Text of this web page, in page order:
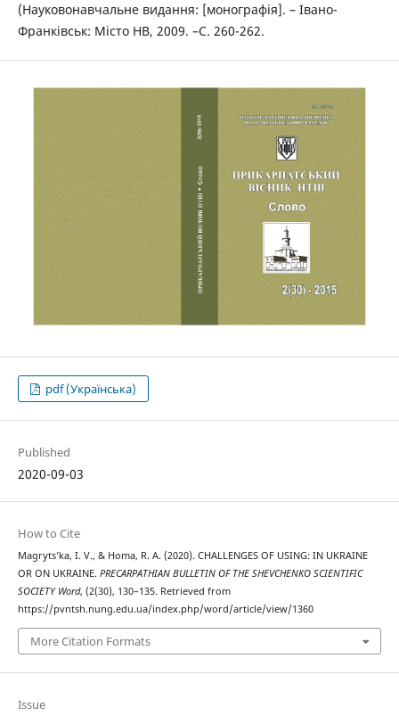
(Науковонавчальне видання: [монографія]. – Івано-
Франківськ: Місто НВ, 2009. –С. 260-262.
pdf (Українська)
Published
2020-09-03
How to Cite
Magryts’ka, I. V., & Homa, R. A. (2020). CHALLENGES OF USING: IN UKRAINE
OR ON UKRAINE. PRECARPATHIAN BULLETIN OF THE SHEVCHENKO SCIENTIFIC
SOCIETY Word, (2(30), 130–135. Retrieved from
https://pvntsh.nung.edu.ua/index.php/word/article/view/1360
More Citation Formats
Issue